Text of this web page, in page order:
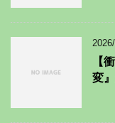
【
変